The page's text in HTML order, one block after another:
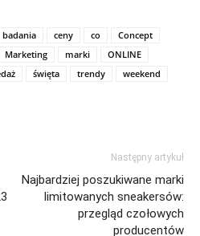
badania ceny co
Concept
Marketing marki
ONLINE
święta trendy
weekend
Następny artykuł
Najbardziej poszukiwane marki
limitowanych sneakersów:
przegląd czołowych
producentów